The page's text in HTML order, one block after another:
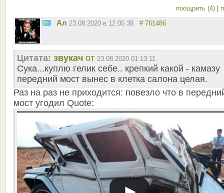
поощрить (4)
Ал 23.08.2020 в 12:05:38 # 761486
Цитата: звукач от 23.08.2020 01:13:11
Сука...куплю гелик себе.. крепкий какой - камазу
передний мост вынес в клетка салона целая.
Раз на раз не приходится: повезло что в
мост угодил Quote: